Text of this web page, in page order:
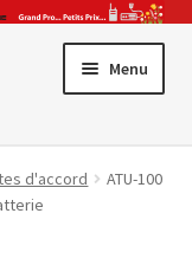
Menu
d'accord
ATU-100